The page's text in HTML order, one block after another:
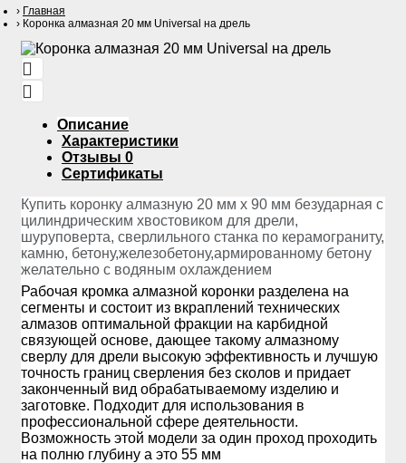
Главная
Коронка алмазная 20 мм Universal на дрель
Описание
Характеристики
Отзывы 0
Сертификаты
Купить коронку алмазную 20 мм х 90 мм безударная с
цилиндрическим хвостовиком для дрели,
шуруповерта, сверлильного станка по керамограниту,
камню, бетону,железобетону,армированному бетону
желательно с водяным охлаждением
Рабочая кромка алмазной коронки разделена на
сегменты и состоит из вкраплений технических
алмазов оптимальной фракции на карбидной
связующей основе, дающее такому алмазному
сверлу для дрели высокую эффективность и лучшую
точность границ сверления без сколов и придает
законченный вид обрабатываемому изделию и
заготовке. Подходит для использования в
профессиональной сфере деятельности.
Возможность этой модели за один проход проходить
на полню глубину а это 55 мм